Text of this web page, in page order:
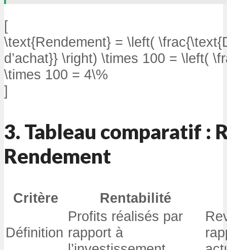
[
\text{Rendement} = \left(
d’achat}} \right) \times 100 = \left(
\times 100 = 4\%
]
3. Tableau comparatif :
Rendement
Critère Rentabilité
Définition
Profits réalisés par
rapport à